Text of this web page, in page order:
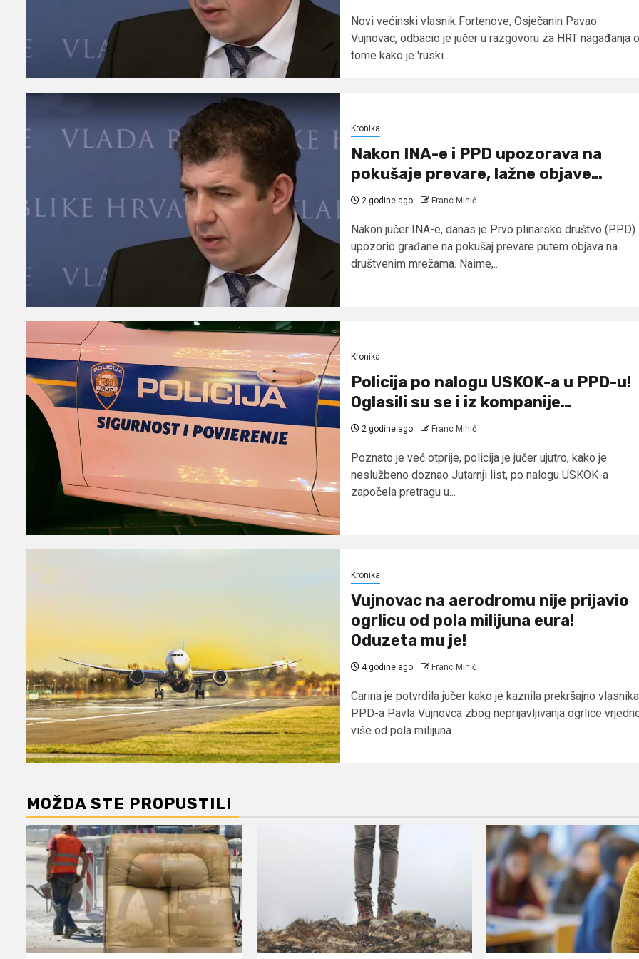
Novi većinski vlasnik Fortenove, Osječanin Pavao
Vujnovac, odbacio je jučer u razgovoru za HRT nagađanja o
tome kako je 'ruski...
Kronika
Nakon INA-e i PPD upozorava na
pokušaje prevare, lažne objave…
2 godine ago Franc Mihić
Nakon jučer INA-e, danas je Prvo plinarsko društvo (PPD)
upozorio građane na pokušaj prevare putem objava na
društvenim mrežama. Naime,...
Kronika
Policija po nalogu USKOK-a u PPD-u!
Oglasili su se i iz kompanije…
2 godine ago Franc Mihić
Poznato je već otprije, policija je jučer ujutro, kako je
neslužbeno doznao Jutarnji list, po nalogu USKOK-a
započela pretragu u...
Kronika
Vujnovac na aerodromu nije prijavio
ogrlicu od pola milijuna eura!
Oduzeta mu je!
4 godine ago Franc Mihić
Carina je potvrdila jučer kako je kaznila prekršajno vlasnika
PPD-a Pavla Vujnovca zbog neprijavljivanja ogrlice
više od pola milijuna...
MOŽDA STE PROPUSTILI